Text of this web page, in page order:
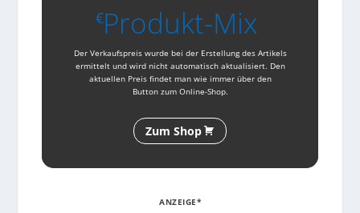
€Produkt-Mix
Der Verkaufspreis wurde bei der Erstellung des Artikels
ermittelt und wird nicht automatisch aktualisiert. Den
aktuellen Preis findet man wie immer über den
Button zum Online-Shop.
Zum Shop
ANZEIGE*